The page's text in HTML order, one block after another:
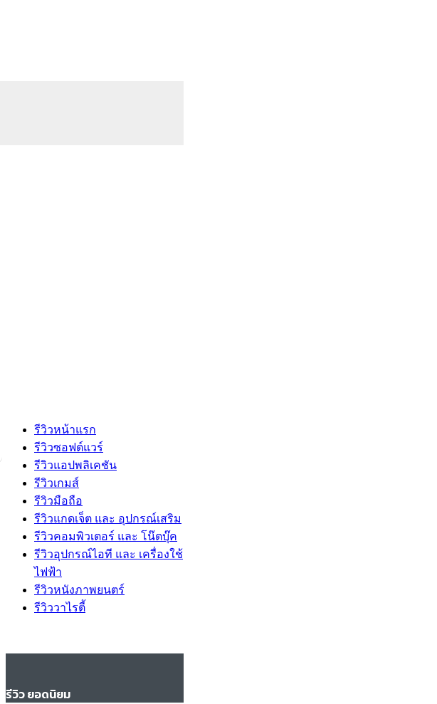
รีวิวหน้าแรก
รีวิวซอฟต์แวร์
รีวิวแอปพลิเคชัน
รีวิวเกมส์
รีวิวมือถือ
รีวิวแกดเจ็ต และ อุปกรณ์เสริม
รีวิวคอมพิวเตอร์ และ โน๊ตบุ๊ค
รีวิวอุปกรณ์ไอที และ เครื่องใช้
ไฟฟ้า
รีวิวหนังภาพยนตร์
รีวิววาไรตี้
รีวิว ยอดนิยม